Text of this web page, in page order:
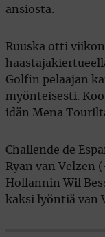
ansiosta.
Ruuska otti
Golfin pelaajan
myönteisesti.
idän Mena
Challende de
Ryan van Velzen
Hollannin Wil
kaksi lyöntiä van